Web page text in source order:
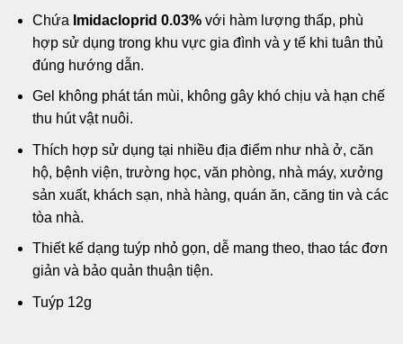
Chứa Imidacloprid 0.03%với hàm lượng thấp, phù
hợp sử dụng trong khu vực gia đình và y tế khi tuân thủ
đúng hướng dẫn.
Gel không phát tán mùi, không gây khó chịu và hạn chế
thu hút vật nuôi.
Thích hợp sử dụng tại nhiều địa điểm như nhà ở, căn
hộ, bệnh viện, trường học, văn phòng, nhà máy, xưởng
sản xuất, khách sạn, nhà hàng, quán ăn, căng tin và các
tòa nhà.
Thiết kế dạng tuýp nhỏ gọn, dễ mang theo, thao tác đơn
giản và bảo quản thuận tiện.
Tuýp 12g